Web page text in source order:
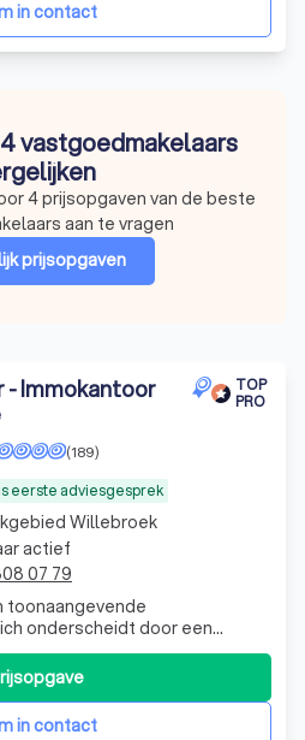
in contact
vastgoedmakelaars
4 prijsopgaven van de beste
aan te vragen
prijsopgaven
- Immokantoor
TOP
PRO
eerste adviesgesprek
(189)
toonaangevende
onderscheidt door een
service. Wij zijn er voor
een nieuwe woning of zijn
Onze expertise ligt in
bij de aan- e
in contact
Willebroek
actief
07 79